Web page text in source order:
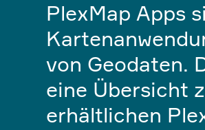
PlexMap Apps
von Geodaten.
eine Übersicht
erhältlichen